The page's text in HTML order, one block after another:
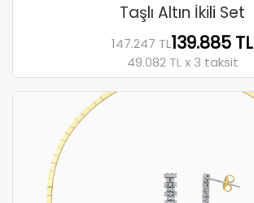
Taşlı Altın İkili Set
147.247 TL139.885 TL
49.082 TL x 3 taksit